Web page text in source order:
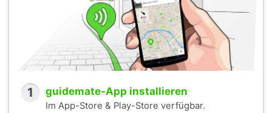
1 guidemate-App installieren
Im App-Store & Play-Store verfügbar.